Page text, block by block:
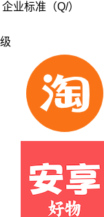
企业标准（Q/）
级